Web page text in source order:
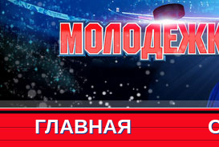
ГЛАВНАЯ